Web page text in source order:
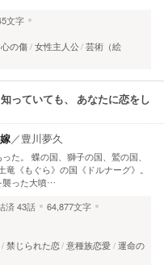
文字
心の傷 女性主人公 芸術（絵
っていても、 あなたに恋をし
／豊川夢久
た。 蝶の国、獅子の国、鷲の国、
《もぐら》の国《ドルナーグ》。
襲った大噴…
済43話
64,877文字
禁じられた恋 意種族恋愛 運命の